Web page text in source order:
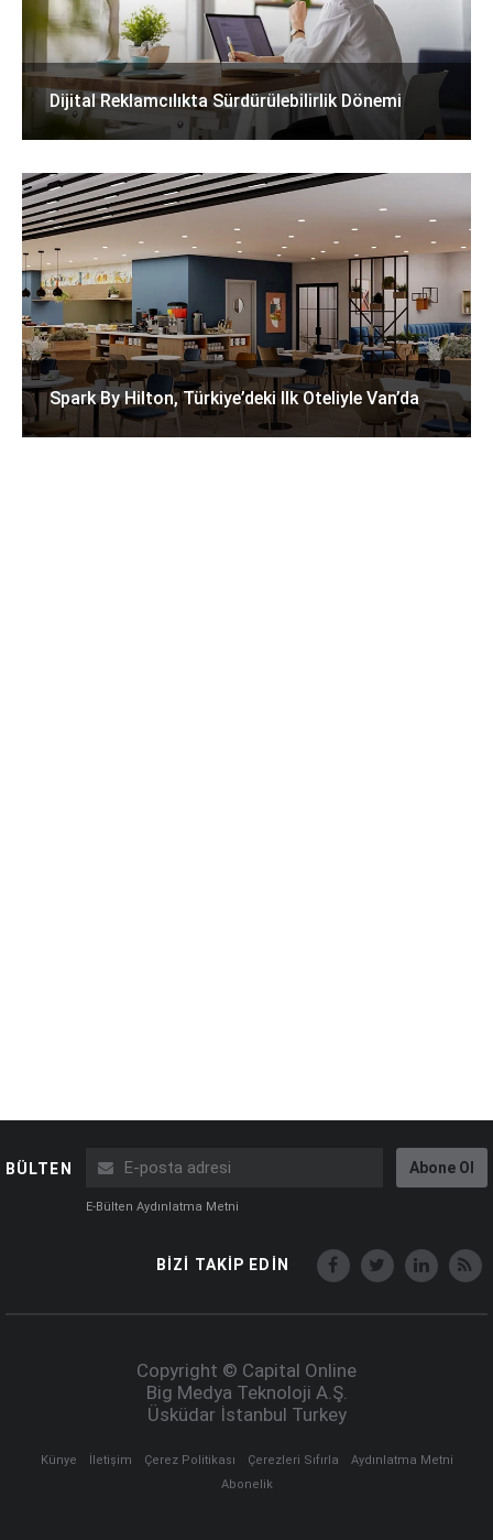
Dijital Reklamcılıkta Sürdürülebilirlik Dönemi
Spark By Hilton, Türkiye’deki Ilk Oteliyle Van’da
BÜLTEN Abone Ol
E-Bülten Aydınlatma Metni
BİZİ TAKİP EDİN
Copyright © Capital Online
Big Medya Teknoloji A.Ş.
Üsküdar İstanbul Turkey
Künye İletişim Çerez Politikası Çerezleri Sıfırla
Aydınlatma Metni
Abonelik